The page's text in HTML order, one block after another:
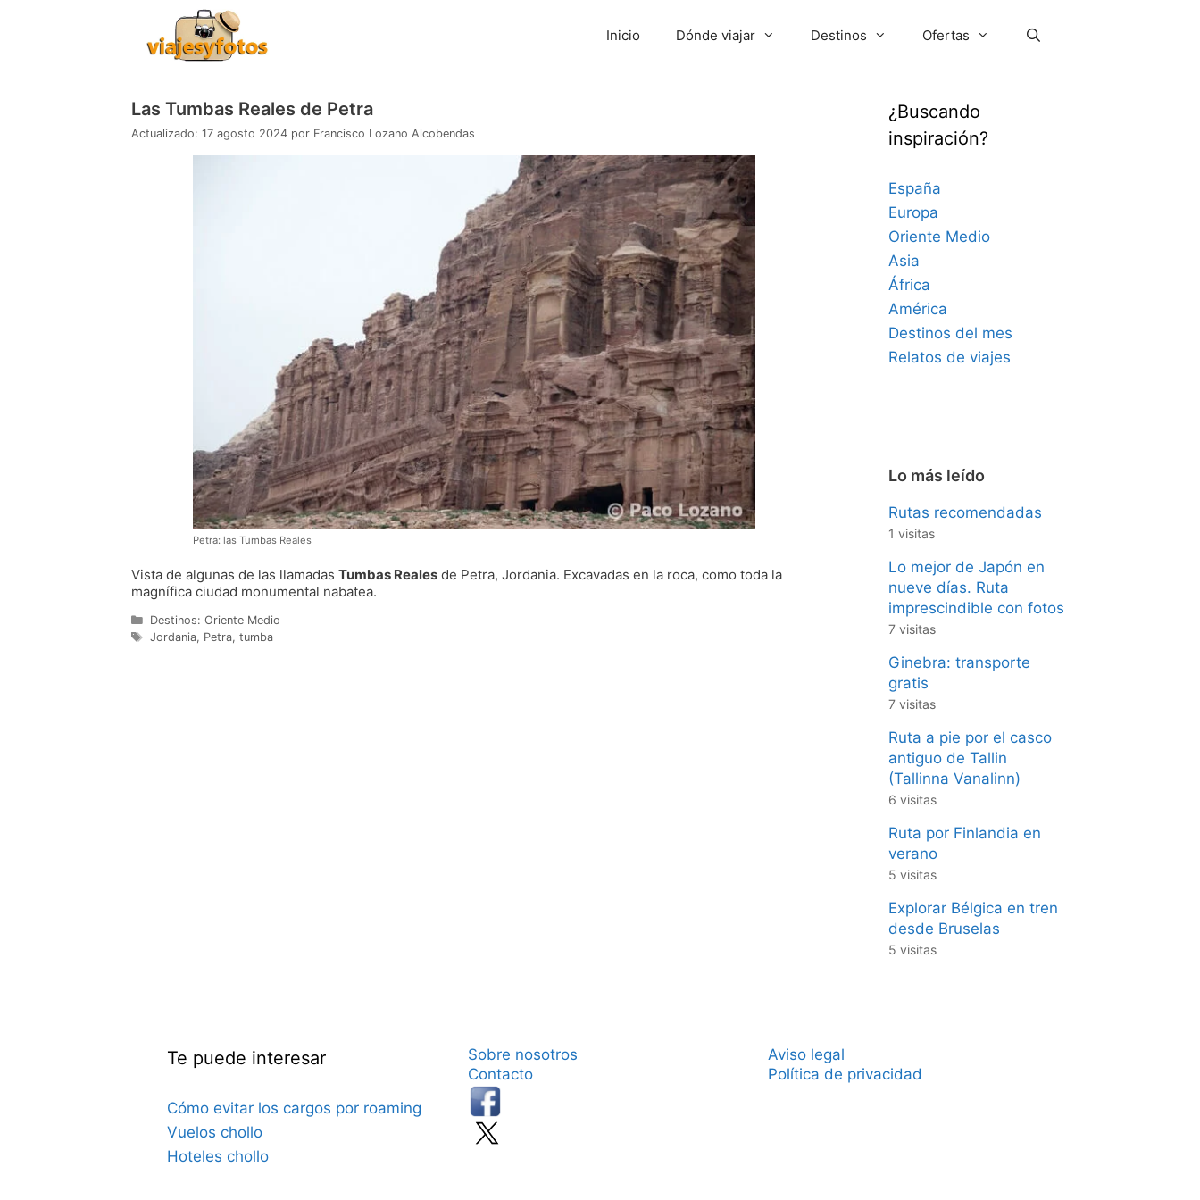
Inicio Dónde viajar Destinos Ofertas
Las Tumbas Reales de Petra
17 agosto 2024 por Francisco Lozano Alcobendas
Petra: las Tumbas Reales
Vista de algunas de las llamadas Tumbas Reales de Petra, Jordania. Excavadas en la roca, como toda la
magnífica ciudad monumental nabatea.
Categorías
Destinos: Oriente Medio
Etiquetas
Jordania, Petra, tumba
¿Buscando
inspiración?
España
Europa
Oriente Medio
Asia
África
América
Destinos del mes
Relatos de viajes
Lo más leído
Rutas recomendadas
1 visitas
Lo mejor de Japón en
nueve días. Ruta
imprescindible con fotos
7 visitas
Ginebra: transporte
gratis
7 visitas
Ruta a pie por el casco
antiguo de Tallin
(Tallinna Vanalinn)
6 visitas
Ruta por Finlandia en
verano
5 visitas
Explorar Bélgica en tren
desde Bruselas
5 visitas
Te puede interesar
Cómo evitar los cargos por roaming
Vuelos chollo
Hoteles chollo
Sobre nosotros
Contacto
Aviso legal
Política de privacidad